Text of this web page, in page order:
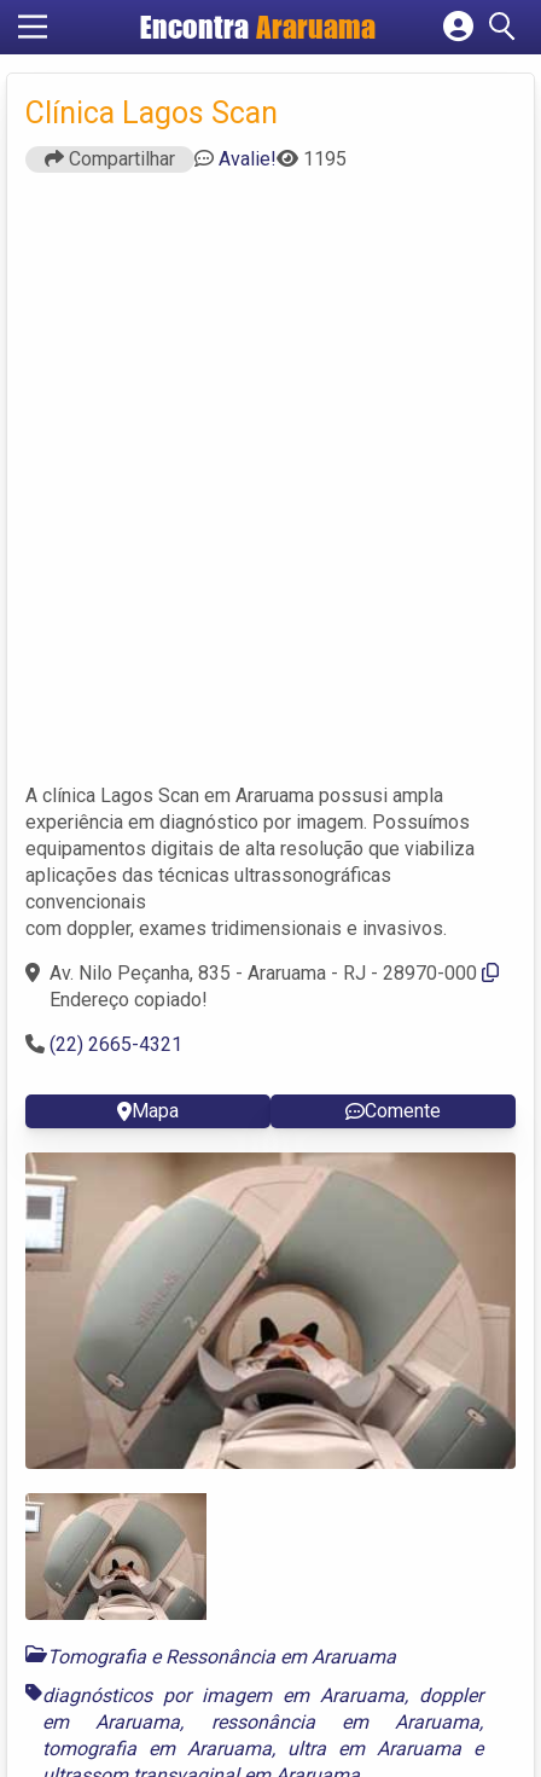
EncontraAraruama
Cadastrar empresa
Criar conta
Clínica Lagos Scan
Compartilhar Avalie! 1195
A clínica Lagos Scan em Araruama possusi ampla
experiência em diagnóstico por imagem. Possuímos
equipamentos digitais de alta resolução que viabiliza
aplicações das técnicas ultrassonográficas
convencionais
com doppler, exames tridimensionais e invasivos.
Av. Nilo Peçanha, 835 - Araruama - RJ - 28970-000
Endereço copiado!
(22) 2665-4321
Mapa Comente
Tomografia e Ressonância em Araruama
diagnósticos por imagem em Araruama, doppler
em Araruama, ressonância em Araruama,
tomografia em Araruama, ultra em Araruama e